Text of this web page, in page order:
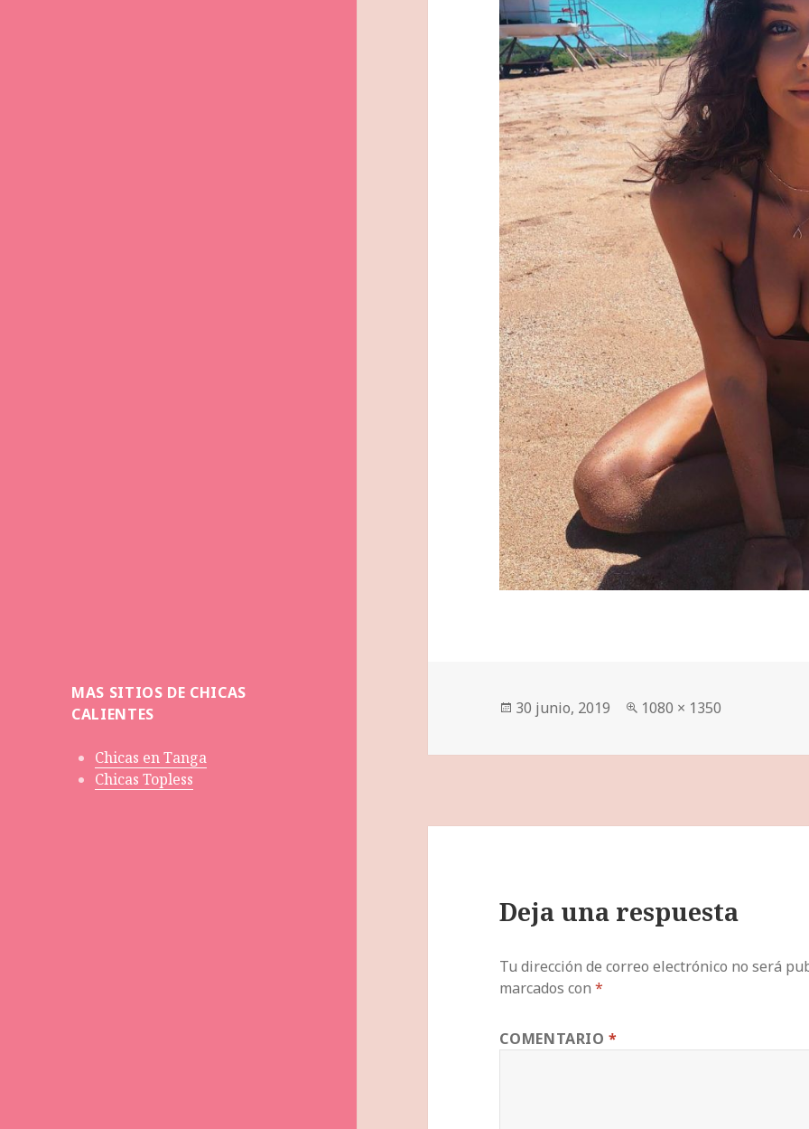
MAS SITIOS DE CHICAS
CALIENTES
Chicas en Tanga
Chicas Topless
Publicado
30 junio, 2019
Tamaño
1080 × 1350
Deja una respuesta
Tu dirección de correo electrónico no será
marcados con*
COMENTARIO*